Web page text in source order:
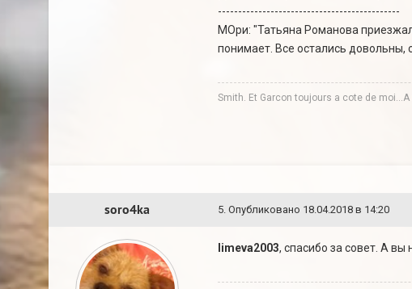
---------------------------------------------
МОри: "Татьяна Романова
понимает. Все остались довольны,
Smith. Et Garcon toujours a cote de
soro4ka 5. Опубликовано 18.04.2018 в 14:20
limeva2003, спасибо за совет. А вы